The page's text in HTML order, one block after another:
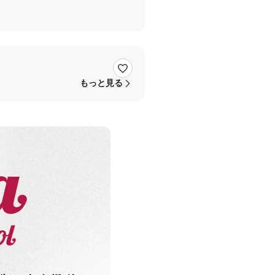
もっと見る